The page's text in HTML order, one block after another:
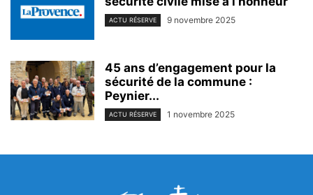
ACTU RÉSERVE 9 novembre 2025
45 ans d’engagement pour la
sécurité de la commune :
Peynier...
ACTU RÉSERVE 1 novembre 2025